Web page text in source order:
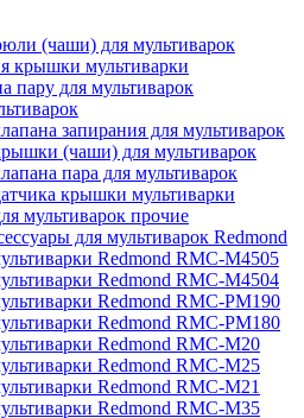
(чаши) для мультиварок
крышки мультиварки
пару для мультиварок
запирания для мультиварок
(чаши) для мультиварок
пара для мультиварок
крышки мультиварки
мультиварок прочие
для мультиварок Redmond
Redmond RMC-M4505
Redmond RMC-M4504
Redmond RMC-PM190
Redmond RMC-PM180
Redmond RMC-M20
Redmond RMC-M25
Redmond RMC-M21
Redmond RMC-M35